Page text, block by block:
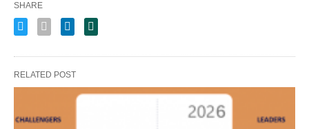
SHARE
RELATED POST